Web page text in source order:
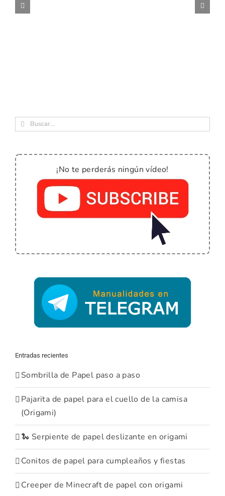
Buscar:
¡No te perderás ningún vídeo!
Entradas recientes
Sombrilla de Papel paso a paso
Pajarita de papel para el cuello de la camisa
(Origami)
🐍 Serpiente de papel deslizante en origami
Conitos de papel para cumpleaños y fiestas
Creeper de Minecraft de papel con origami